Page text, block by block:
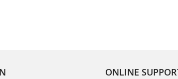
ONLINE